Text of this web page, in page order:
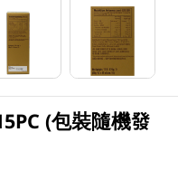
(包裝隨機發